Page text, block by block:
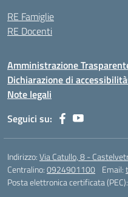
RE Famiglie
RE Docenti
Amministrazione
Dichiarazione di accessibilità
Note legali
Seguici su:
Indirizzo:Via Catullo, 8 -
Centralino:0924901100 Email:
Posta elettronica certificata (PEC):